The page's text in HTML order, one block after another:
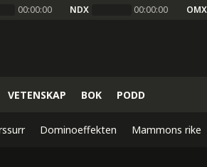
00:00:00 NDX 00:00:00
VETENSKAP BOK PODD
Dominoeffekten Mammons rike